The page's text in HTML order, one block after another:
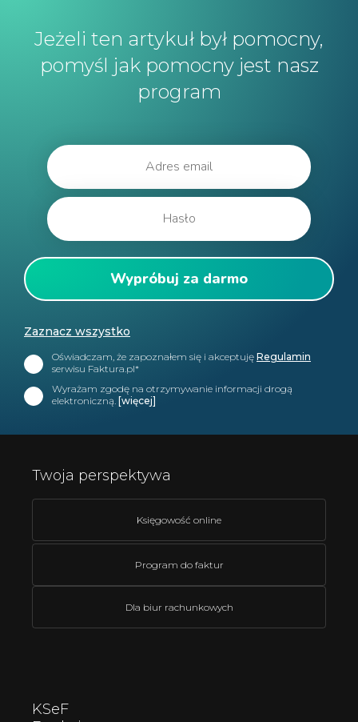
Jeżeli ten artykuł był pomocny,
pomyśl jak pomocny jest nasz
program
Zaznacz wszystko
Oświadczam, że zapoznałem się i akceptuję Regulamin
serwisu Faktura.pl*
Wyrażam zgodę na otrzymywanie informacji drogą
elektroniczną. [więcej]
Twoja perspektywa
Księgowość online
Program do faktur
Dla biur rachunkowych
KSeF